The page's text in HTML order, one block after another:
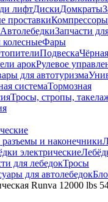
лифтДискиДомкраты
проставкиКомпрессоры
АвтолебедкиЗапчасти
Фары
Подвеска
арокРулевое
для автотуризма
системаТормозная
Тросы, стропы,
и наконечники
электрические
для лебедокТросы
для автолебедок
Runva 12000 lbs